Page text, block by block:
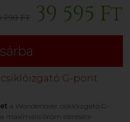
790 Ft 39 595 Ft
G-pont
a Wonderlover csiklóizgató G-
öröm elérésére